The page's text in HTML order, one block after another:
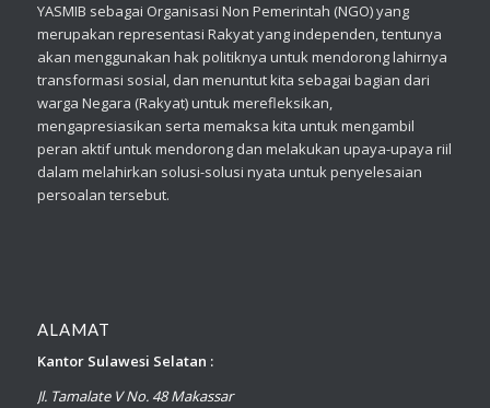
YASMIB sebagai Organisasi Non Pemerintah (NGO) yang
merupakan representasi Rakyat yang independen, tentunya
akan menggunakan hak politiknya untuk mendorong lahirnya
transformasi sosial, dan menuntut kita sebagai bagian dari
warga Negara (Rakyat) untuk merefleksikan,
mengapresiasikan serta memaksa kita untuk mengambil
peran aktif untuk mendorong dan melakukan upaya-upaya riil
dalam melahirkan solusi-solusi nyata untuk penyelesaian
persoalan tersebut.
ALAMAT
Kantor Sulawesi Selatan :
Jl. Tamalate V No. 48 Makassar